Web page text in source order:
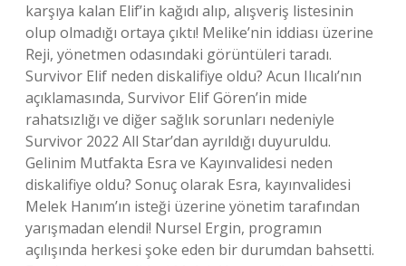
karşıya kalan Elif’in kağıdı alıp, alışveriş listesinin
olup olmadığı ortaya çıktı! Melike’nin iddiası üzerine
Reji, yönetmen odasındaki görüntüleri taradı.
Survivor Elif neden diskalifiye oldu? Acun Ilıcalı’nın
açıklamasında, Survivor Elif Gören’in mide
rahatsızlığı ve diğer sağlık sorunları nedeniyle
Survivor 2022 All Star’dan ayrıldığı duyuruldu.
Gelinim Mutfakta Esra ve Kayınvalidesi neden
diskalifiye oldu? Sonuç olarak Esra, kayınvalidesi
Melek Hanım’ın isteği üzerine yönetim tarafından
yarışmadan elendi! Nursel Ergin, programın
açılışında herkesi şoke eden bir durumdan bahsetti.